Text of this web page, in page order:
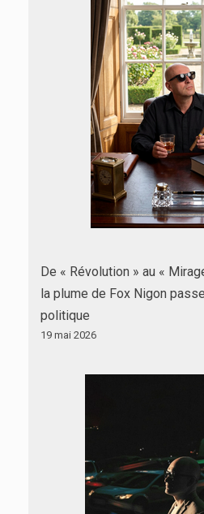
De « Révolution » au «
la plume de Fox Nigon
politique
19 mai 2026